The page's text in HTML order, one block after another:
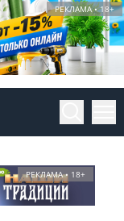
РЕКЛАМА • 18+
РЕКЛАМА • 18+